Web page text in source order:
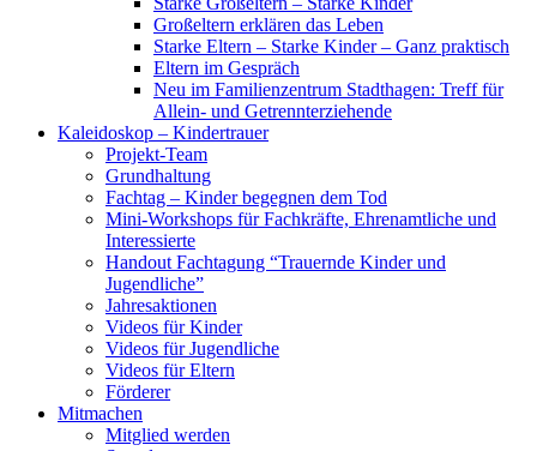
Großeltern erklären das Leben
Starke Eltern – Starke Kinder – Ganz praktisch
Eltern im Gespräch
Neu im Familienzentrum Stadthagen: Treff für
Allein- und Getrennterziehende
Kaleidoskop – Kindertrauer
Projekt-Team
Grundhaltung
Fachtag – Kinder begegnen dem Tod
Mini-Workshops für Fachkräfte, Ehrenamtliche und
Interessierte
Handout Fachtagung “Trauernde Kinder und
Jugendliche”
Jahresaktionen
Videos für Kinder
Videos für Jugendliche
Videos für Eltern
Förderer
Mitmachen
Mitglied werden